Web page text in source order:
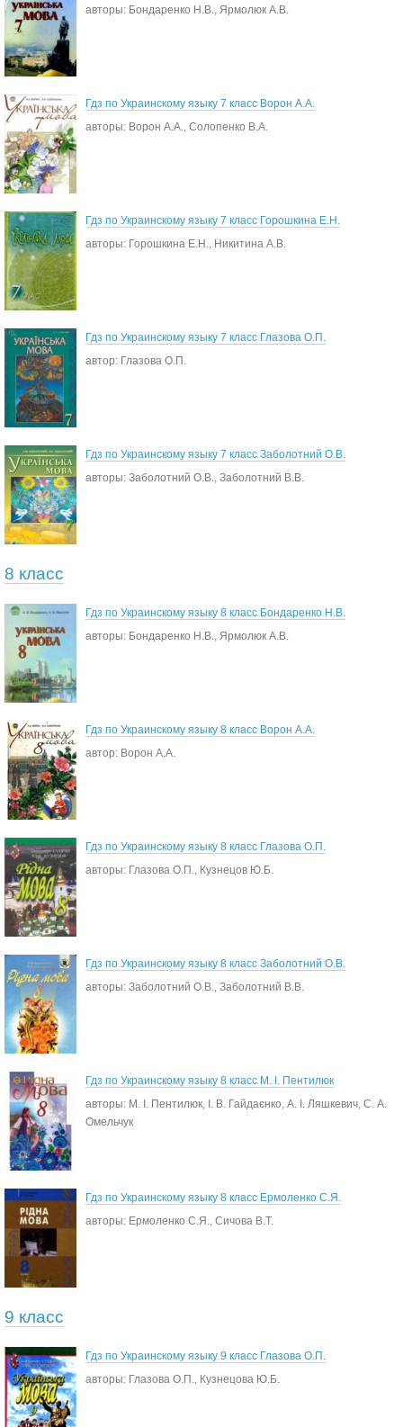
авторы: Бондаренко Н.В., Ярмолюк А.В.
Гдз по Украинскому языку 7 класс Ворон А.А.
авторы: Ворон А.А., Солопенко В.А.
Гдз по Украинскому языку 7 класс Горошкина Е.Н.
авторы: Горошкина Е.Н., Никитина А.В.
Гдз по Украинскому языку 7 класс Глазова О.П.
автор: Глазова О.П.
Гдз по Украинскому языку 7 класс Заболотний О.В.
авторы: Заболотний О.В., Заболотний В.В.
8 класс
Гдз по Украинскому языку 8 класс Бондаренко Н.В.
авторы: Бондаренко Н.В., Ярмолюк А.В.
Гдз по Украинскому языку 8 класс Ворон А.А.
автор: Ворон А.А.
Гдз по Украинскому языку 8 класс Глазова О.П.
авторы: Глазова О.П., Кузнецов Ю.Б.
Гдз по Украинскому языку 8 класс Заболотний О.В.
авторы: Заболотний О.В., Заболотний В.В.
Гдз по Украинскому языку 8 класс М. І. Пентилюк
авторы: М. І. Пентилюк, І. В. Гайдаєнко, А. І. Ляшкевич, С. А.
Омельчук
Гдз по Украинскому языку 8 класс Ермоленко С.Я.
авторы: Ермоленко С.Я., Сичова В.Т.
9 класс
Гдз по Украинскому языку 9 класс Глазова О.П.
авторы: Глазова О.П., Кузнецова Ю.Б.